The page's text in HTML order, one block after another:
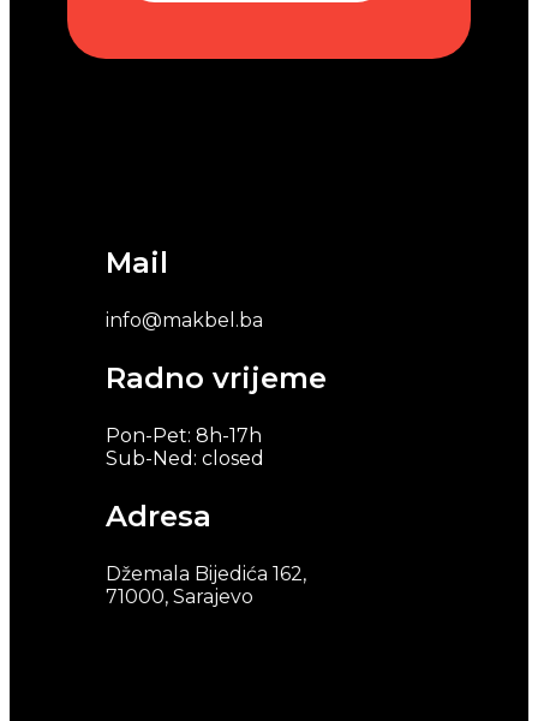
Mail
info@makbel.ba
Radno vrijeme
Pon-Pet: 8h-17h
Sub-Ned: closed
Adresa
Džemala Bijedića 162,
71000, Sarajevo